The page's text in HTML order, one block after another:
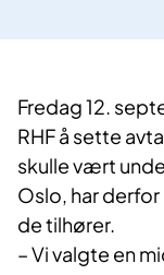
Fredag 12.
RHF å sette
skulle vært
Oslo, har
de tilhører.
– Vi valgte en